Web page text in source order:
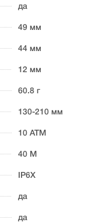
да
49 мм
44 мм
12 мм
60.8 г
130-210 мм
10 ATM
40 М
IP6X
да
да